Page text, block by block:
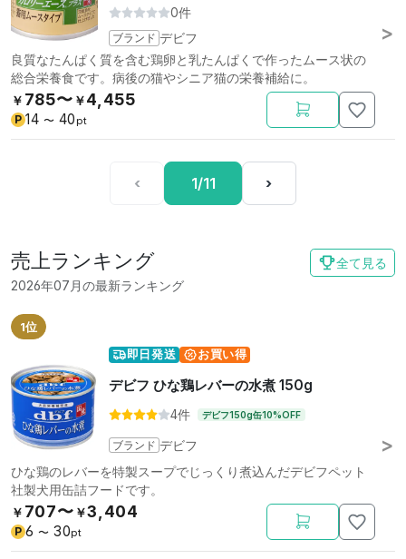
0件
ブランド デビフ
良質なたんぱく質を含む鶏卵と乳たんぱくで作ったムース状の
総合栄養食です。病後の猫やシニア猫の栄養補給に。
￥ 785〜 ￥4,455
P 14 〜 40 pt
‹ 1/11 ›
売上ランキング
2026年07月の最新ランキング
全て見る
1位
即日発送 お買い得
デビフ ひな鶏レバーの水煮 150g
4件 デビフ150g缶10%OFF
ブランド デビフ
ひな鶏のレバーを特製スープでじっくり煮込んだデビフペット
社製犬用缶詰フードです。
￥ 707〜 ￥3,404
P 6 〜 30pt